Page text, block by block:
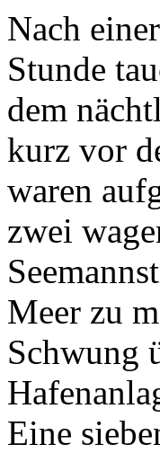
Nach
Stunde
dem
kurz vor
waren
zwei
Meer zu
Schwung
Eine